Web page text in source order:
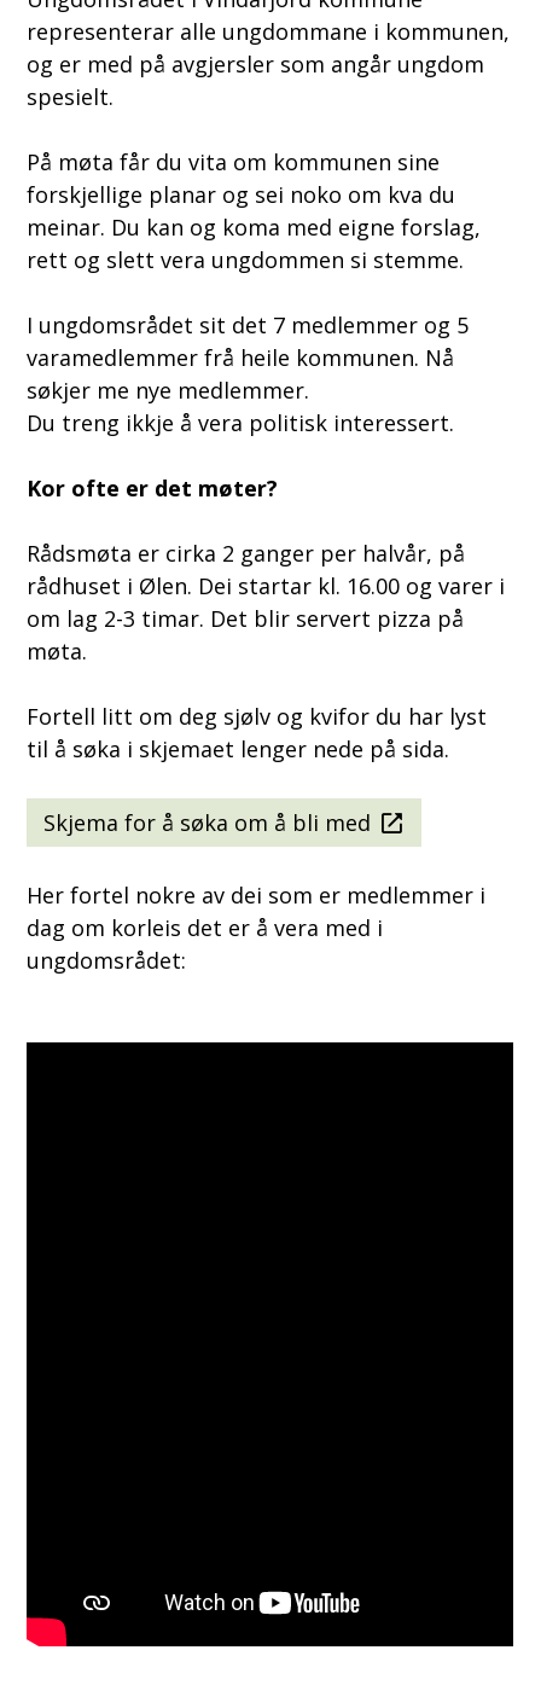
representerar alle ungdommane i kommunen,
og er med på avgjersler som angår ungdom
spesielt.
På møta får du vita om kommunen sine
forskjellige planar og sei noko om kva du
meinar. Du kan og koma med eigne forslag,
rett og slett vera ungdommen si stemme.
I ungdomsrådet sit det 7 medlemmer og 5
varamedlemmer frå heile kommunen. Nå
søkjer me nye medlemmer.
Du treng ikkje å vera politisk interessert.
Kor ofte er det møter?
Rådsmøta er cirka 2 ganger per halvår, på
rådhuset i Ølen. Dei startar kl. 16.00 og varer i
om lag 2-3 timar. Det blir servert pizza på
møta.
Fortell litt om deg sjølv og kvifor du har lyst
til å søka i skjemaet lenger nede på sida.
Skjema for å søka om å bli med
Her fortel nokre av dei som er medlemmer i
dag om korleis det er å vera med i
ungdomsrådet: